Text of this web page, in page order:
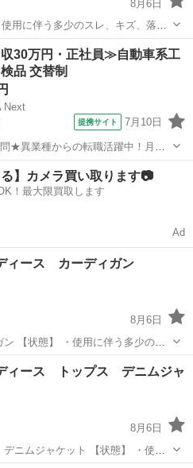
8月6日
細は現地でご確認ください ・お値
ます ※中古品のため、...
ン 現地
30万円・正社員≫自動車系工
品 交替制
Next
提携サイト 7月10日
★異業種からの転職活躍中！月収
応可◎即日入寮OK！寮費はずっと
会社負担！工場まで無料送迎あり
その他
る】カメラ買い取ります📷
！最大限買取します
Ad
ィース カーディガン
8月6日
のス
ございます ・詳細は現地でご確認
すのでご了承願います ※中古品のた
ン
ィース トップス デニムジャ
8月6日
ット 【状態】 ・使用